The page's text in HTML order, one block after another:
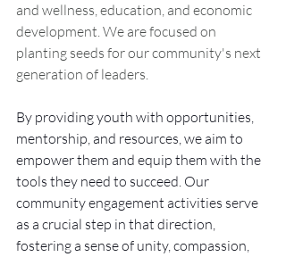
and wellness, education, and economic
development. We are focused on
planting seeds for our community's next
generation of leaders.
By providing youth with opportunities,
mentorship, and resources, we aim to
empower them and equip them with the
tools they need to succeed. Our
community engagement activities serve
as a crucial step in that direction,
fostering a sense of unity, compassion,